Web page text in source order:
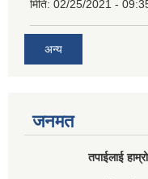
मिति: 02/25/2021 -
अन्य
जनमत
तपाईलाई